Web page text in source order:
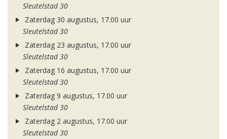
Sleutelstad 30
Zaterdag 30 augustus, 17.00 uur
Sleutelstad 30
Zaterdag 23 augustus, 17.00 uur
Sleutelstad 30
Zaterdag 16 augustus, 17.00 uur
Sleutelstad 30
Zaterdag 9 augustus, 17.00 uur
Sleutelstad 30
Zaterdag 2 augustus, 17.00 uur
Sleutelstad 30